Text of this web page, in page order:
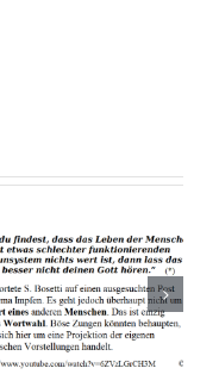
Wie
gefährlich
sind die
Medien? –
Der Fall